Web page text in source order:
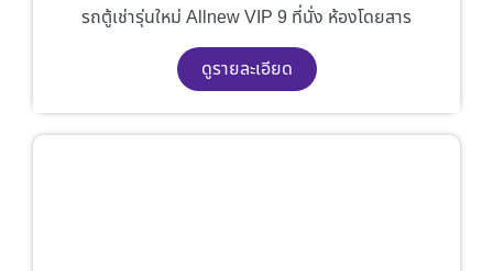
รถตู้เช่ารุ่นใหม่ Allnew VIP 9 ที่นั่ง ห้องโดยสาร
ดูรายละเอียด